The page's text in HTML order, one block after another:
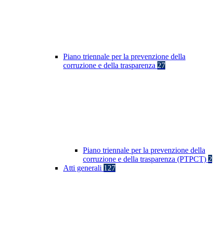
Piano triennale per la prevenzione della
corruzione e della trasparenza 27
Piano triennale per la prevenzione della
corruzione e della trasparenza (PTPCT) 2
Atti generali 127